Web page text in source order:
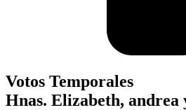
Votos Temporales
Hnas. Elizabeth, andrea